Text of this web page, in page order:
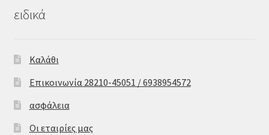
ειδικά
Καλάθι
Επικοινωνία 28210-45051 / 6938954572
ασφάλεια
Οι εταιρίες μας